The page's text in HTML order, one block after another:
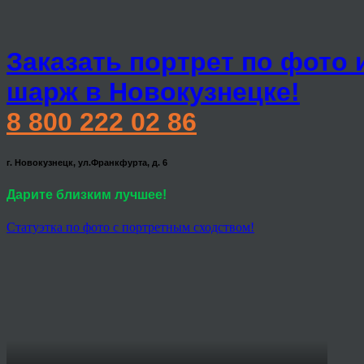
Заказать портрет по фото
шарж в Новокузнецке!
8 800 222 02 86
г. Новокузнецк, ул.Франкфурта, д. 6
Дарите близким лучшее!
Статуэтка по фото с портретным сходством!